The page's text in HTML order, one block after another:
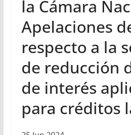
la Cámara
Apelaciones
respecto a la
de reducción
de interés
para créditos